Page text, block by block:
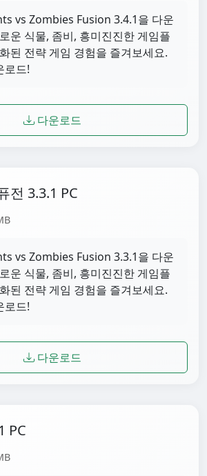
vs Zombies Fusion 3.4.1을 다운
운 식물, 좀비, 흥미진진한 게임플
된 전략 게임 경험을 즐겨보세요.
로드!
다운로드
전 3.3.1 PC
vs Zombies Fusion 3.3.1을 다운
운 식물, 좀비, 흥미진진한 게임플
된 전략 게임 경험을 즐겨보세요.
로드!
다운로드
PC